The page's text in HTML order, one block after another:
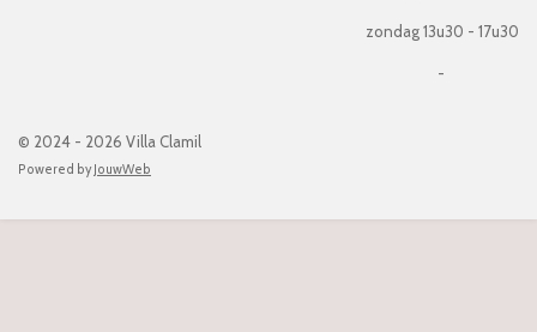
zondag 13u30 - 17u30
-
© 2024 - 2026 Villa Clamil
Powered byJouwWeb